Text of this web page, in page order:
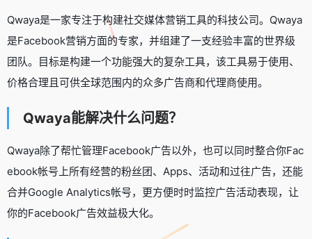
Qwaya是一家专注于构建社交媒体营销工具的科技公司。Qwaya
是Facebook营销方面的专家，并组建了一支经验丰富的世界级
团队。目标是构建一个功能强大的复杂工具，该工具易于使用、
价格合理且可供全球范围内的众多广告商和代理商使用。
Qwaya能解决什么问题？
Qwaya除了帮忙管理Facebook广告以外，也可以同时整合你Fac
ebook帐号上所有经营的粉丝团、Apps、活动和过往广告，还能
合并Google Analytics帐号，更方便时时监控广告活动表现，让
你的Facebook广告效益极大化。